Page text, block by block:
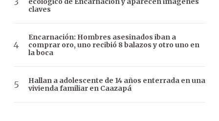
claves
Encarnación: Hombres asesinados iban a
comprar oro, uno recibió 8 balazos y otro uno en
la boca
Hallan a adolescente de 14 años enterrada en una
vivienda familiar en Caazapá